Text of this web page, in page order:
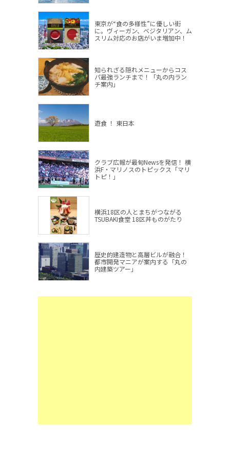
東京が“食の多様性”に優しい街
に。ヴィーガン、ベジタリアン、ム
スリム対応のお店がいま増加中！
知られざる隠れメニューからコス
パ最強ランチまで！「丸の内ラン
チ案内」
遊食 ！ 東日本
クラブ広報が最旬Newsを発信！ 横
浜F・マリノスのトピックス「マリ
トピ！」
横浜18区の人とまちがつながる
TSUBAKI食堂 18区丼ものがたり
歴史的建造物と高層ビルが融合！
都市開発マニアが案内する「丸の
内建築ツアー」